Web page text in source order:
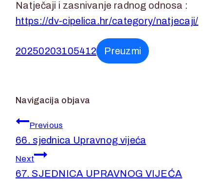
Natječaji i zasnivanje radnog odnosa :
https://dv-cipelica.hr/category/natjecaji/
20250203105412 Preuzmi
Navigacija objava
Previous
66. sjednica Upravnog vijeća
Next
67. SJEDNICA UPRAVNOG VIJEĆA